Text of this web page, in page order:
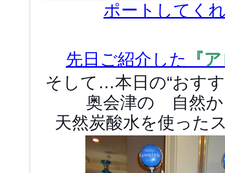
ポートしてく
先日ご紹介した
『
そして…本日の“おす
奥会津の 自然か
天然炭酸水を使った